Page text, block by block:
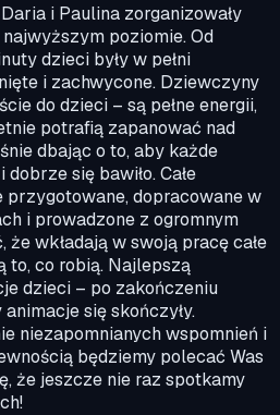
i Paulina zorganizowały
poziomie. Od
dzieci były w pełni
i zachwycone. Dziewczyny
do dzieci – są pełne energii,
potrafią zapanować nad
dbając o to, aby każde
się bawiło. Całe
przygotowane, dopracowane w
i prowadzone z ogromnym
że wkładają w swoją pracę całe
to, co robią. Najlepszą
dzieci – po zakończeniu
się skończyły.
niezapomnianych wspomnień i
będziemy polecać Was
że jeszcze nie raz spotkamy